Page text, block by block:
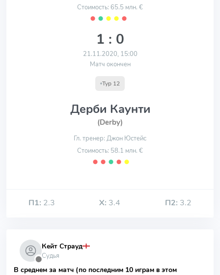
Стоимость: 65.5 млн. €
⬤ ⬤ ⬤ ⬤ ⬤
1 : 0
21.11.2020, 15:00
Матч окончен
Тур 12
Дерби Каунти
(Derby)
Гл. тренер: Джон Юстейс
Стоимость: 58.1 млн. €
⬤ ⬤ ⬤ ⬤ ⬤
П1: 2.3 Х: 3.4 П2: 3.2
⬤
Кейт Страуд
Судья
В среднем за матч (по последним 10 играм в этом